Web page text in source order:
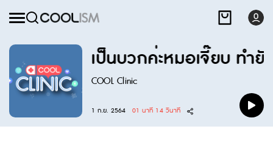
Kit แล้วผลเป็นบวกค่ะหมอเจี๊ยบ ทำยัง
COOL Clinic
1 ก.ย. 2564 01 นาที 14 วินาที